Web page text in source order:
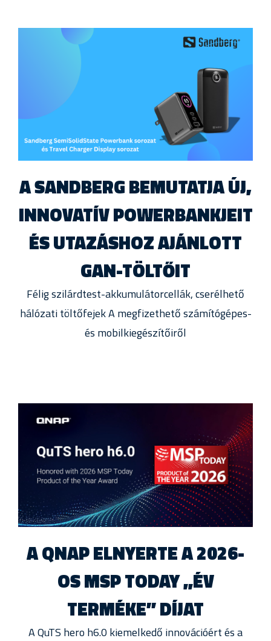
A SANDBERG BEMUTATJA ÚJ,
INNOVATÍV POWERBANKJEIT
ÉS UTAZÁSHOZ AJÁNLOTT
GAN-TÖLTŐIT
Félig szilárdtest-akkumulátorcellák, cserélhető
hálózati töltőfejek A megfizethető számítógépes-
és mobilkiegészítőiről
A QNAP ELNYERTE A 2026-
OS MSP TODAY „ÉV
TERMÉKE” DÍJAT
A QuTS hero h6.0 kiemelkedő innovációért és a